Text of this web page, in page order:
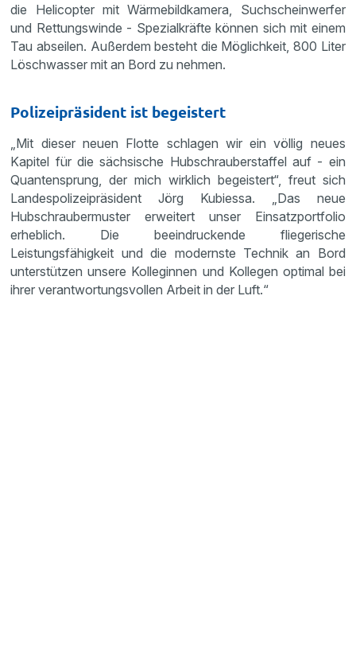
die Helicopter mit Wärmebildkamera, Suchscheinwerfer
und Rettungswinde - Spezialkräfte können sich mit einem
Tau abseilen. Außerdem besteht die Möglichkeit, 800 Liter
Löschwasser mit an Bord zu nehmen.
Polizeipräsident ist begeistert
„Mit dieser neuen Flotte schlagen wir ein völlig neues
Kapitel für die sächsische Hubschrauberstaffel auf - ein
Quantensprung, der mich wirklich begeistert“, freut sich
Landespolizeipräsident Jörg Kubiessa. „Das neue
Hubschraubermuster erweitert unser Einsatzportfolio
erheblich. Die beeindruckende fliegerische
Leistungsfähigkeit und die modernste Technik an Bord
unterstützen unsere Kolleginnen und Kollegen optimal bei
ihrer verantwortungsvollen Arbeit in der Luft.“